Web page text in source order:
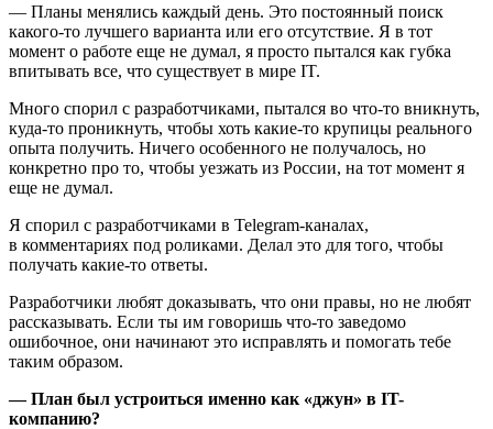
— Планы менялись каждый день. Это постоянный поиск
какого-то лучшего варианта или его отсутствие. Я в тот
момент о работе еще не думал, я просто пытался как губка
впитывать все, что существует в мире IT.
Много спорил с разработчиками, пытался во что-то вникнуть,
куда-то проникнуть, чтобы хоть какие-то крупицы реального
опыта получить. Ничего особенного не получалось, но
конкретно про то, чтобы уезжать из России, на тот момент я
еще не думал.
Я спорил с разработчиками в Telegram-каналах,
в комментариях под роликами. Делал это для того, чтобы
получать какие-то ответы.
Разработчики любят доказывать, что они правы, но не любят
рассказывать. Если ты им говоришь что-то заведомо
ошибочное, они начинают это исправлять и помогать тебе
таким образом.
— План был устроиться именно как «джун» в IT-
компанию?